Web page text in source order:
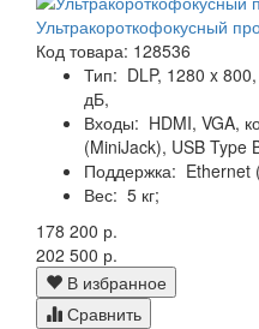
Ультракороткофокусный
Код товара: 128536
Тип: DLP, 1280 x
дБ,
Входы: HDMI, VGA,
(MiniJack), USB Type
Поддержка: Ethernet
Вес: 5 кг;
178 200 р.
202 500 р.
В избранное
Сравнить